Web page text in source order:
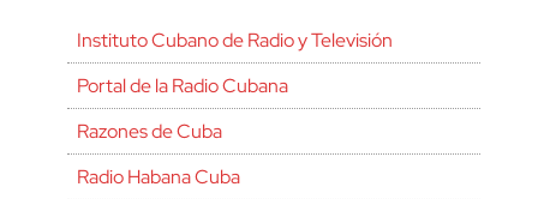
Instituto Cubano de Radio y Televisión
Portal de la Radio Cubana
Razones de Cuba
Radio Habana Cuba